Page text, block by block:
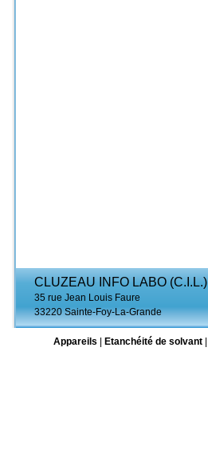
CLUZEAU INFO LABO (C.I.L.)
35 rue Jean Louis Faure
33220 Sainte-Foy-La-Grande
Appareils
Etanchéité de solvant